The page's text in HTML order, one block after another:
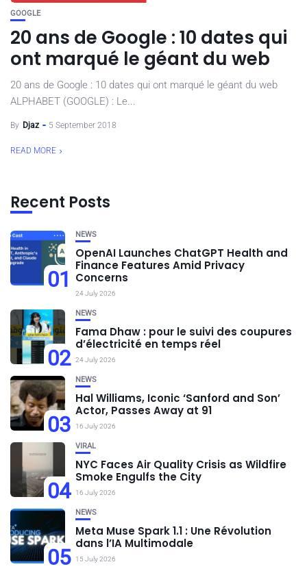
GOOGLE
20 ans de Google : 10 dates qui
ont marqué le géant du web
20 ans de Google : 10 dates qui ont marqué le géant du web
ALPHABET (GOOGLE) : Le...
By Djaz 5 September 2018
READ MORE
Recent Posts
01
NEWS
OpenAI Launches ChatGPT Health and
Finance Features Amid Privacy
Concerns
24 July 2026
02
NEWS
Fama Dhaw : pour le suivi des coupures
d’électricité en temps réel
24 July 2026
03
NEWS
Hal Williams, Iconic ‘Sanford and Son’
Actor, Passes Away at 91
16 July 2026
04
VIRAL
NYC Faces Air Quality Crisis as Wildfire
Smoke Engulfs the City
16 July 2026
05
NEWS
Meta Muse Spark 1.1 : Une Révolution
dans l’IA Multimodale
15 July 2026